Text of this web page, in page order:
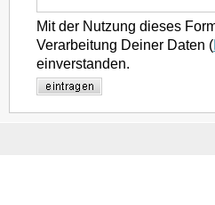
Mit der Nutzung dieses
Verarbeitung Deiner Daten (
einverstanden.